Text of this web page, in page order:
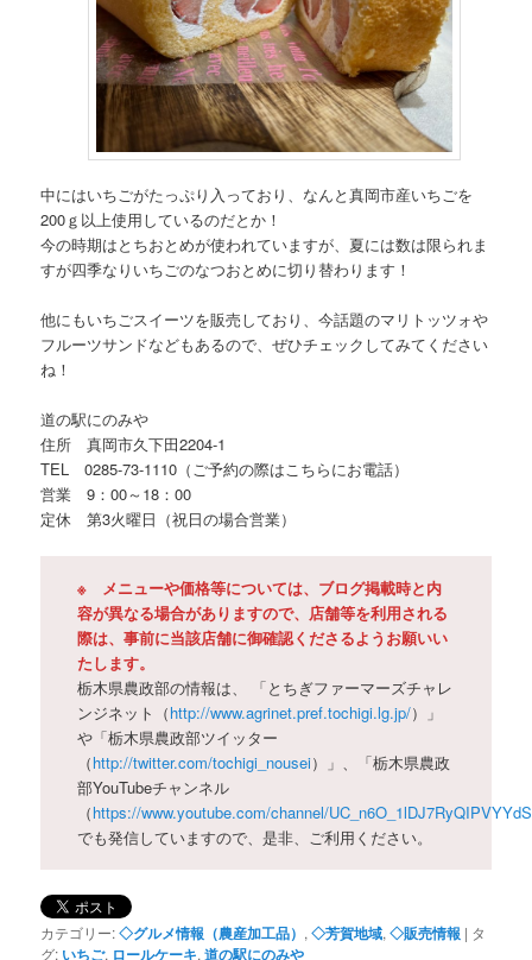
中にはいちごがたっぷり入っており、なんと真岡市産いちごを
200ｇ以上使用しているのだとか！
今の時期はとちおとめが使われていますが、夏には数は限られま
すが四季なりいちごのなつおとめに切り替わります！
他にもいちごスイーツを販売しており、今話題のマリトッツォや
フルーツサンドなどもあるので、ぜひチェックしてみてください
ね！
道の駅にのみや
住所 真岡市久下田2204-1
TEL 0285-73-1110（ご予約の際はこちらにお電話）
営業 9：00～18：00
定休 第3火曜日（祝日の場合営業）
※ メニューや価格等については、ブログ掲載時と内
容が異なる場合がありますので、店舗等を利用される
際は、事前に当該店舗に御確認くださるようお願いい
たします。
栃木県農政部の情報は、 「とちぎファーマーズチャレ
ンジネット（http://www.agrinet.pref.tochigi.lg.jp/）」
や「栃木県農政部ツイッター
（http://twitter.com/tochigi_nousei）」、「栃木県農政
部YouTubeチャンネル
（https://www.youtube.com/channel/
でも発信していますので、是非、ご利用ください。
カテゴリー:◇グルメ情報（農産加工品） ,◇芳賀地域,◇販売情報 | タ
グ: いちご, ロールケーキ,道の駅にのみや